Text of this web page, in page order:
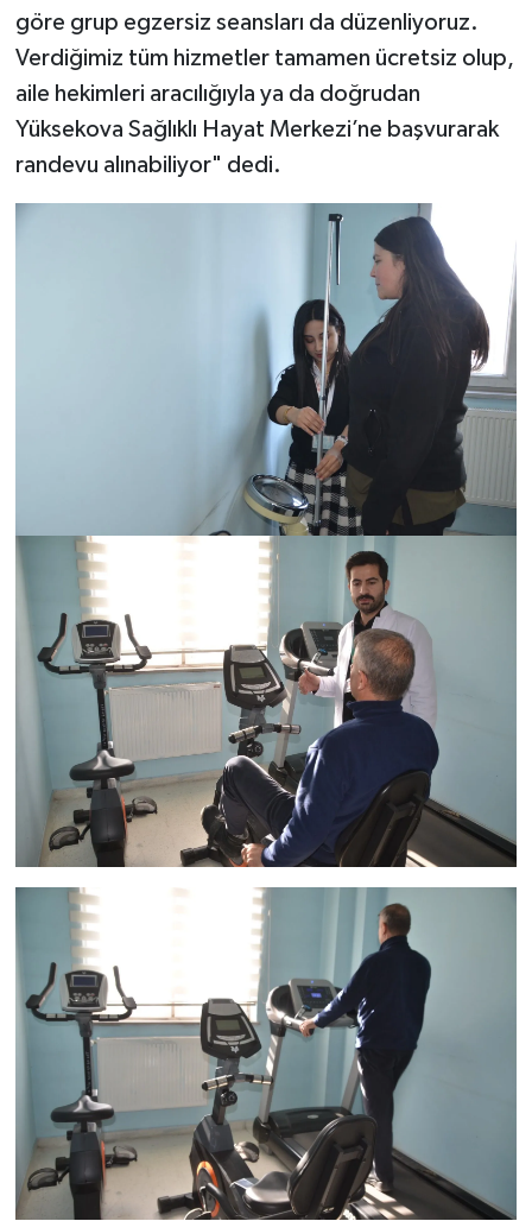
göre grup egzersiz seansları da düzenliyoruz.
Verdiğimiz tüm hizmetler tamamen ücretsiz olup,
aile hekimleri aracılığıyla ya da doğrudan
Yüksekova Sağlıklı Hayat Merkezi’ne başvurarak
randevu alınabiliyor" dedi.